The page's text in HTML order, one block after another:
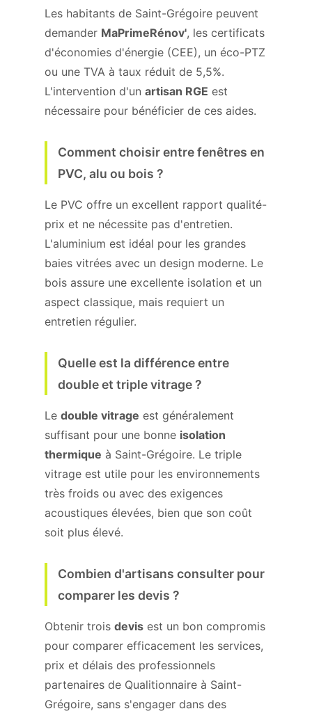
Les habitants de Saint-Grégoire peuvent
demander MaPrimeRénov', les certificats
d'économies d'énergie (CEE), un éco-PTZ
ou une TVA à taux réduit de 5,5%.
L'intervention d'un artisan RGE est
nécessaire pour bénéficier de ces aides.
Comment choisir entre fenêtres en
PVC, alu ou bois ?
Le PVC offre un excellent rapport qualité-
prix et ne nécessite pas d'entretien.
L'aluminium est idéal pour les grandes
baies vitrées avec un design moderne. Le
bois assure une excellente isolation et un
aspect classique, mais requiert un
entretien régulier.
Quelle est la différence entre
double et triple vitrage ?
Le double vitrage est généralement
suffisant pour une bonne isolation
thermique à Saint-Grégoire. Le triple
vitrage est utile pour les environnements
très froids ou avec des exigences
acoustiques élevées, bien que son coût
soit plus élevé.
Combien d'artisans consulter pour
comparer les devis ?
Obtenir trois devis est un bon compromis
pour comparer efficacement les services,
prix et délais des professionnels
partenaires de Qualitionnaire à Saint-
Grégoire, sans s'engager dans des